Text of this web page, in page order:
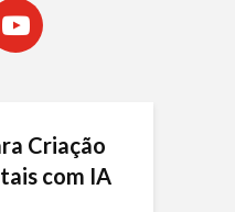
Criação
com IA